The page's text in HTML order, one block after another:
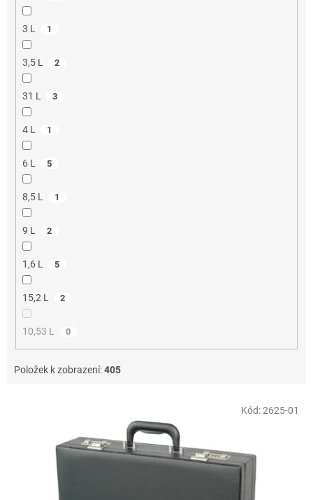
3 L 1
3,5 L 2
31 L 3
4 L 1
6 L 5
8,5 L 1
9 L 2
1,6 L 5
15,2 L 2
10,53 L 0
Položek k zobrazení:405
Kód:2625-01